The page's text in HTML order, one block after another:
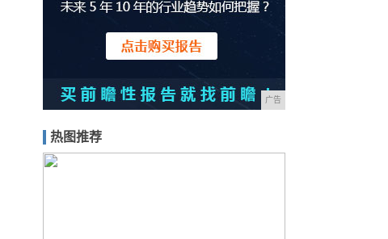
广告
热图推荐